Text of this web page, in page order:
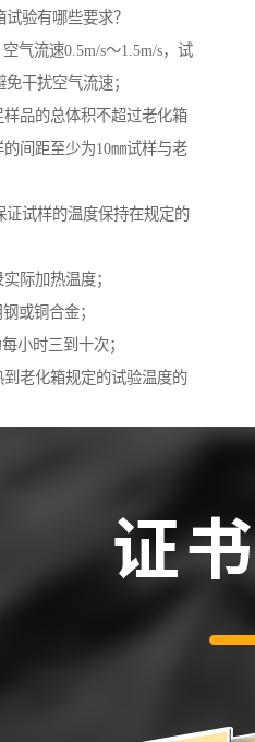
验有哪些要求？
气流速0.5m/s～1.5m/s，试
干扰空气流速；
品的总体积不超过老化箱
间距至少为10㎜试样与老
试样的温度保持在规定的
际加热温度；
或铜合金；
小时三到十次；
老化箱规定的试验温度的